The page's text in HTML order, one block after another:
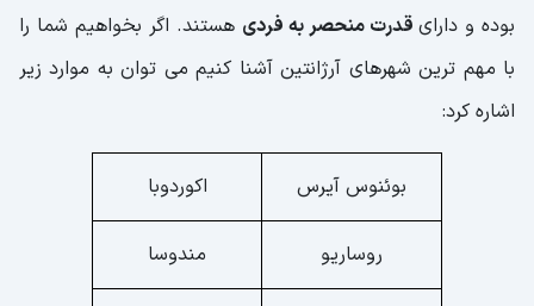
بوده و دارای قدرت منحصر به فردی هستند. اگر بخواهیم شما را
با مهم ترین شهرهای آرژانتین آشنا کنیم می توان به موارد زیر
اشاره کرد:
بوئنوس آیرس اکوردوبا
روساریو مندوسا